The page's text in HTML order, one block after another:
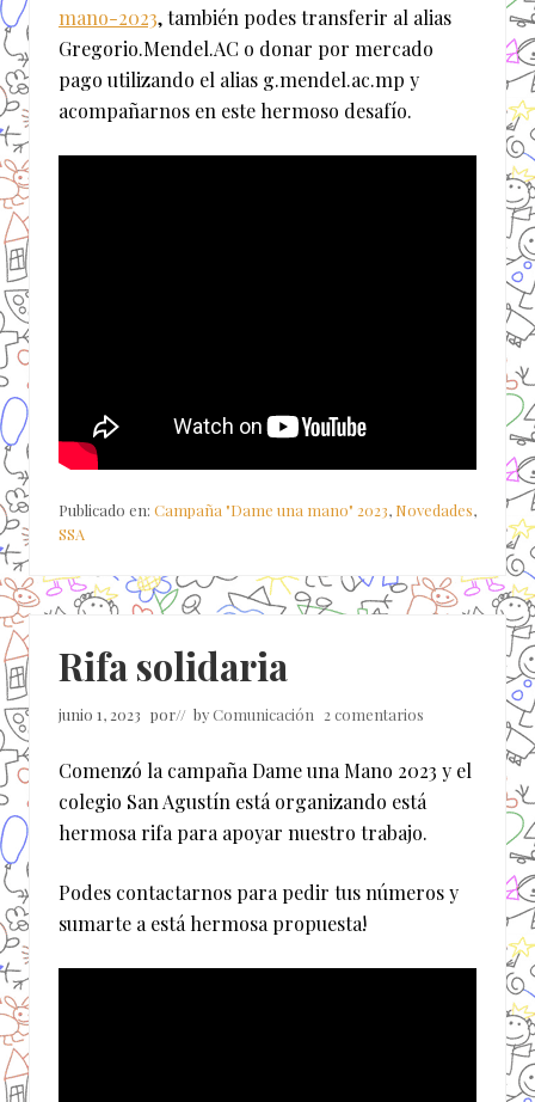
mano-2023, también podes transferir al alias
Gregorio.Mendel.AC o donar por mercado
pago utilizando el alias g.mendel.ac.mp y
acompañarnos en este hermoso desafío.
Publicado en: Campaña "Dame una mano" 2023, Novedades,
SSA
Rifa solidaria
junio 1, 2023 por// byComunicación 2 comentarios
Comenzó la campaña Dame una Mano 2023 y el
colegio San Agustín está organizando está
hermosa rifa para apoyar nuestro trabajo.
Podes contactarnos para pedir tus números y
sumarte a está hermosa propuesta!